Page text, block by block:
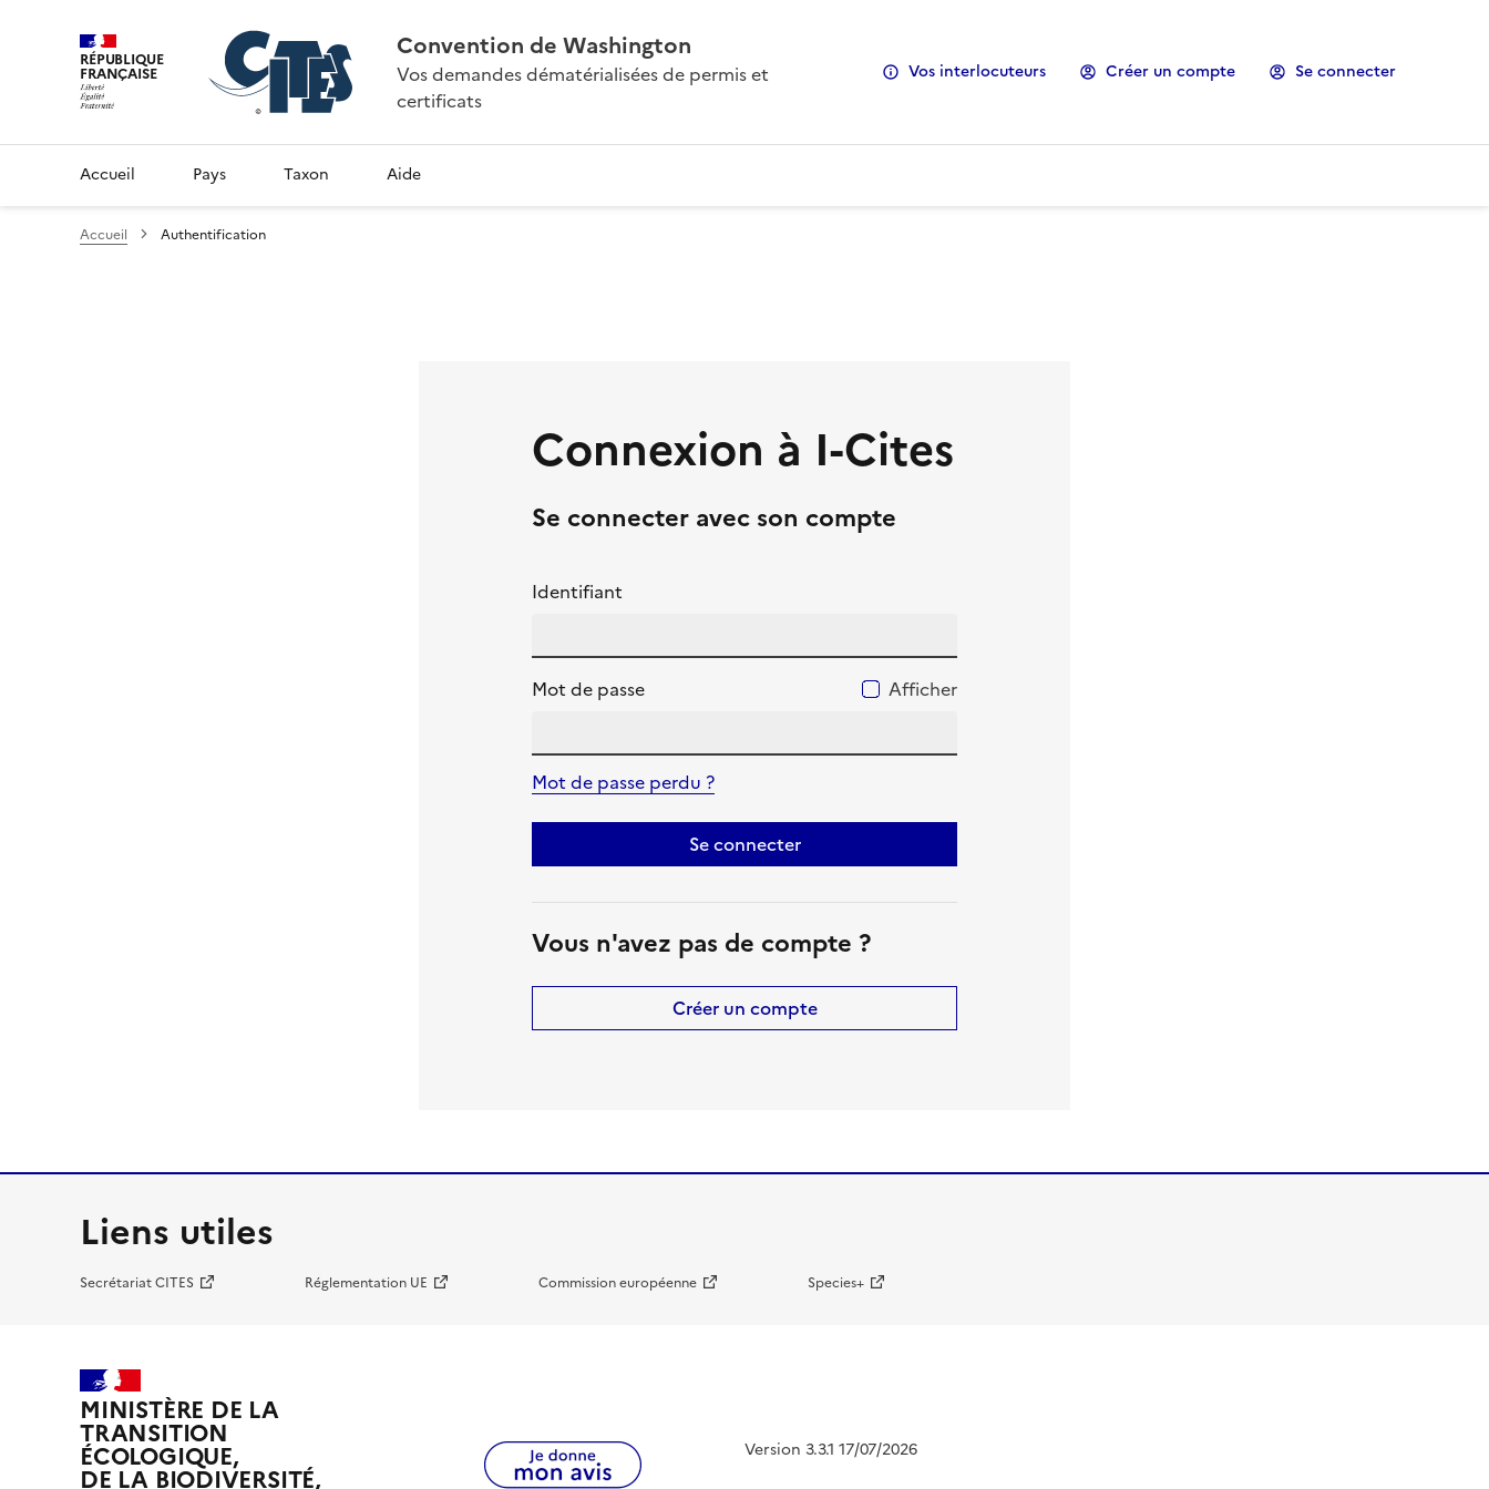
RÉPUBLIQUE
FRANÇAISE
Convention de Washington
Vos demandes dématérialisées de permis et
certificats
Vos interlocuteurs Créer un compte Se connecter
Accueil Pays Taxon Aide
Accueil Authentification
Connexion à I-Cites
Se connecter avec son compte
Identifiant
Mot de passe Afficher
Mot de passe perdu ?
Se connecter
Vous n'avez pas de compte ?
Créer un compte
Liens utiles
Secrétariat CITES Réglementation UE Commission européenne Species+
MINISTÈRE DE LA
TRANSITION
ÉCOLOGIQUE,
DE LA BIODIVERSITÉ,
Version 3.3.1 17/07/2026